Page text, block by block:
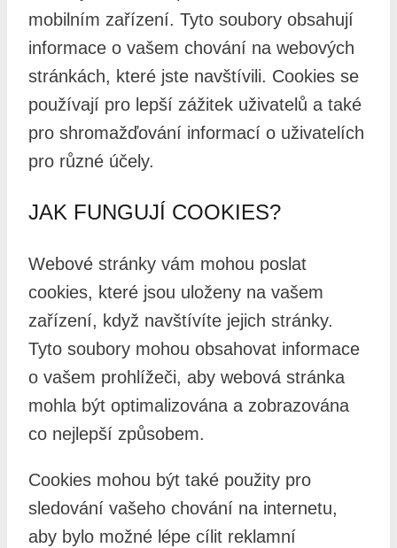
mobilním zařízení. Tyto soubory obsahují
informace o vašem chování na webových
stránkách, které jste navštívili. Cookies se
používají pro lepší zážitek uživatelů a také
pro shromažďování informací o uživatelích
pro různé účely.
JAK FUNGUJÍ COOKIES?
Webové stránky vám mohou poslat
cookies, které jsou uloženy na vašem
zařízení, když navštívíte jejich stránky.
Tyto soubory mohou obsahovat informace
o vašem prohlížeči, aby webová stránka
mohla být optimalizována a zobrazována
co nejlepší způsobem.
Cookies mohou být také použity pro
sledování vašeho chování na internetu,
aby bylo možné lépe cílit reklamní